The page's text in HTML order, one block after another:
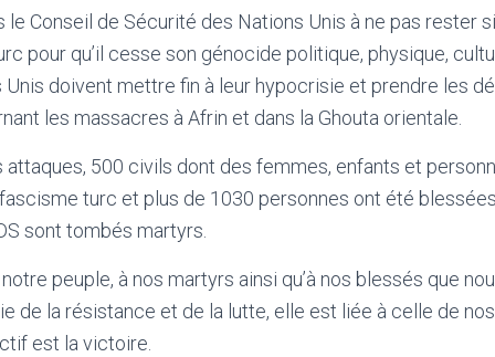
le Conseil de Sécurité des Nations Unis à ne pas rester
pour qu’il cesse son génocide politique, physique,
Unis doivent mettre fin à leur hypocrisie et prendre les
les massacres à Afrin et dans la Ghouta orientale.
attaques, 500 civils dont des femmes, enfants et
turc et plus de 1030 personnes ont été
sont tombés martyrs.
peuple, à nos martyrs ainsi qu’à nos blessés que
de la résistance et de la lutte, elle est liée à celle de nos
est la victoire.